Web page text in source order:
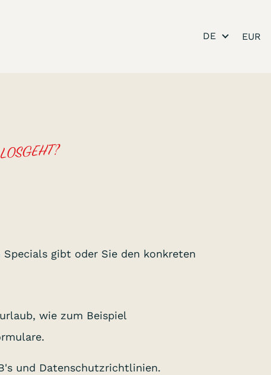
DE
gibt oder Sie den konkreten
wie zum Beispiel
und Datenschutzrichtlinien.